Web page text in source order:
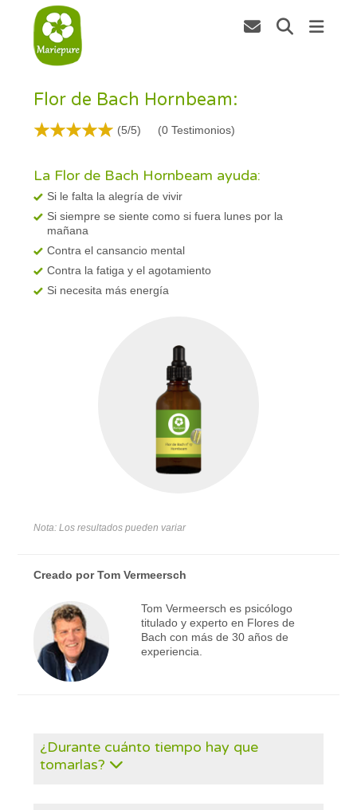
Flor de Bach Hornbeam:
(5/5) (0 Testimonios)
La Flor de Bach Hornbeam ayuda:
Si le falta la alegría de vivir
Si siempre se siente como si fuera lunes por la
mañana
Contra el cansancio mental
Contra la fatiga y el agotamiento
Si necesita más energía
Nota: Los resultados pueden variar
Creado porTom Vermeersch
Tom Vermeersch es psicólogo
titulado y experto en Flores de
Bach con más de 30 años de
experiencia.
¿Durante cuánto tiempo hay que
tomarlas?